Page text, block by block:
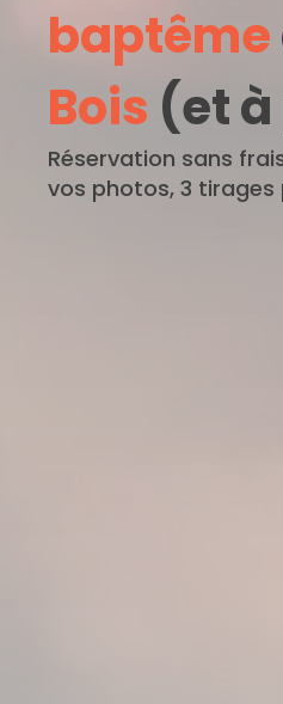
baptême
Bois (et
Réservation sans
vos photos, 3